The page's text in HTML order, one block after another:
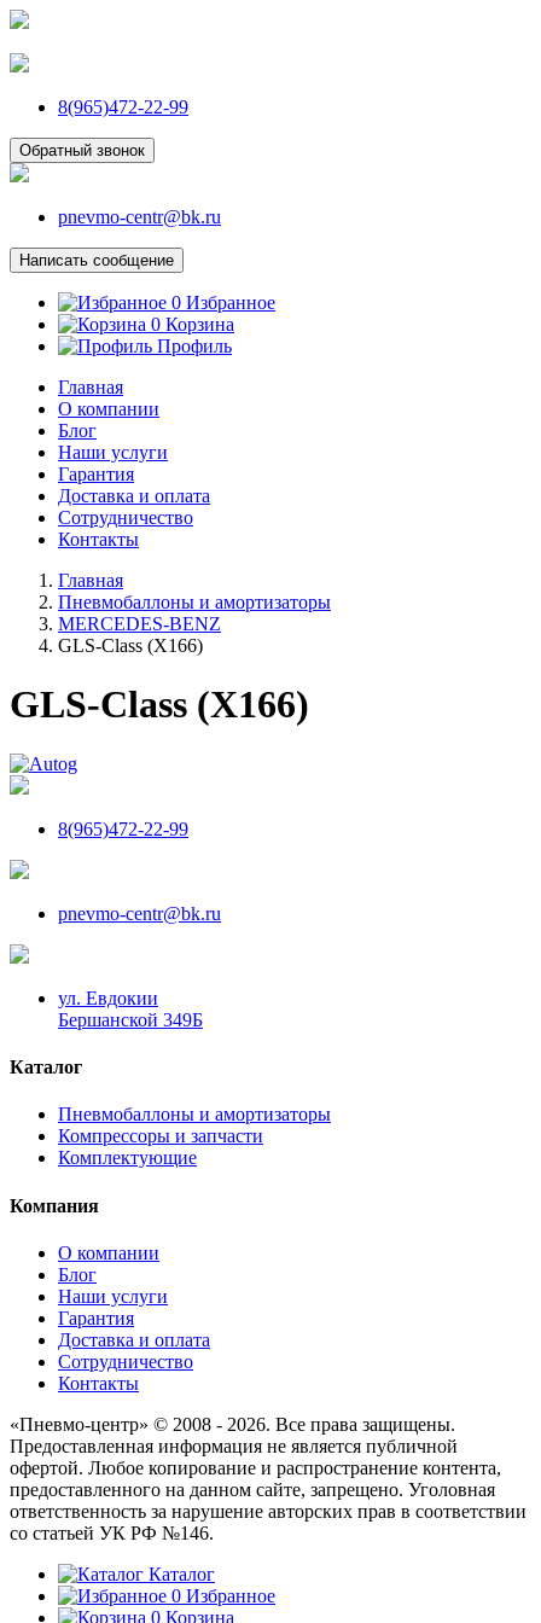
8(965)472-22-99
Обратный звонок
pnevmo-centr@bk.ru
Написать сообщение
0 Избранное
0 Корзина
Профиль
Главная
О компании
Блог
Наши услуги
Гарантия
Доставка и оплата
Сотрудничество
Контакты
Главная
Пневмобаллоны и амортизаторы
MERCEDES-BENZ
GLS-Class (X166)
GLS-Class (X166)
8(965)472-22-99
pnevmo-centr@bk.ru
ул. Евдокии
Бершанской 349Б
Каталог
Пневмобаллоны и амортизаторы
Компрессоры и запчасти
Комплектующие
Компания
О компании
Блог
Наши услуги
Гарантия
Доставка и оплата
Сотрудничество
Контакты
«Пневмо-центр» © 2008 - 2026. Все права защищены.
Предоставленная информация не является публичной
офертой. Любое копирование и распространение контента,
предоставленного на данном сайте, запрещено. Уголовная
ответственность за нарушение авторских прав в соответствии
со статьей УК РФ №146.
Каталог
0 Избранное
0 Корзина